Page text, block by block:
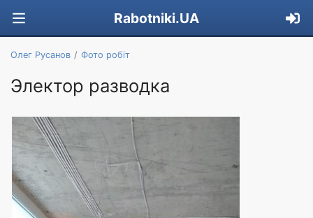
Rabotniki.UA
Олег Русанов Фото робіт
Электор разводка